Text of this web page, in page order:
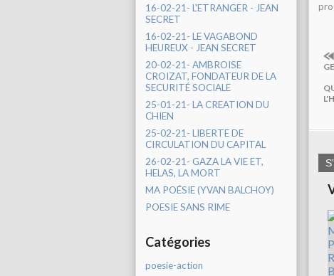
16-02-21- L'ETRANGER - JEAN
SECRET
16-02-21- LE VAGABOND
HEUREUX - JEAN SECRET
20-02-21- AMBROISE
CROIZAT, FONDATEUR DE LA
SECURITÉ SOCIALE
25-01-21- LA CREATION DU
CHIEN
25-02-21- LIBERTE DE
CIRCULATION DU CAPITAL
26-02-21- GAZA LA VIE ET,
HELAS, LA MORT
MA POÉSIE (YVAN BALCHOY)
POESIE SANS RIME
Catégories
poesie-action